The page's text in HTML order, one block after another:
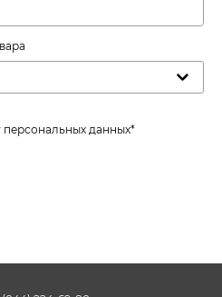
персональных данных*